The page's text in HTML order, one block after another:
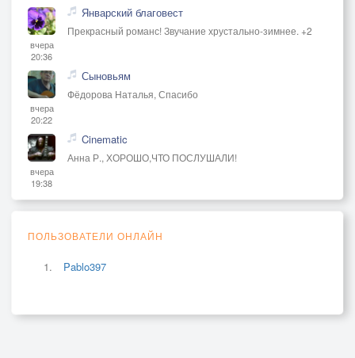
вчера
20:36
Январский благовест
Прекрасный романс! Звучание хрустально-зимнее. +2
вчера
20:22
Сыновьям
Фёдорова Наталья, Спасибо
вчера
19:38
Cinematic
Анна Р., ХОРОШО,ЧТО ПОСЛУШАЛИ!
ПОЛЬЗОВАТЕЛИ ОНЛАЙН
Pablo397